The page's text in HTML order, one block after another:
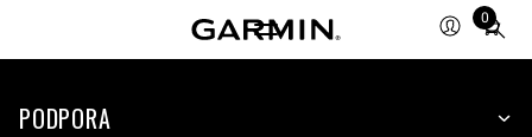
0
Total
items
cart:
PODPORA